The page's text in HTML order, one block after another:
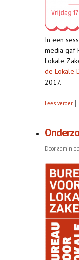
In een
media gaf
Lokale
de Lokale
2017.
Lees verder
Door admin